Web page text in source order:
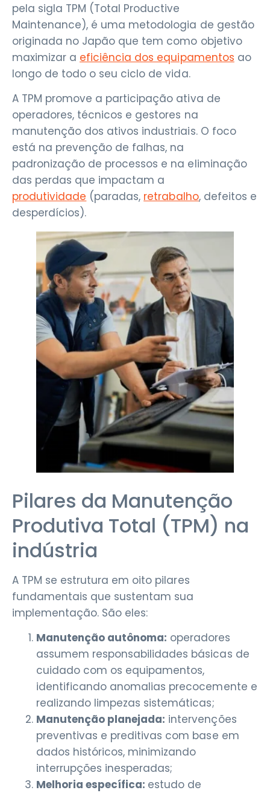
pela sigla TPM (Total Productive
Maintenance), é uma metodologia de gestão
originada no Japão que tem como objetivo
maximizar a eficiência dos equipamentos ao
longo de todo o seu ciclo de vida.
A TPM promove a participação ativa de
operadores, técnicos e gestores na
manutenção dos ativos industriais. O foco
está na prevenção de falhas, na
padronização de processos e na eliminação
das perdas que impactam a
produtividade (paradas, retrabalho, defeitos e
desperdícios).
Pilares da Manutenção
Produtiva Total (TPM) na
indústria
A TPM se estrutura em oito pilares
fundamentais que sustentam sua
implementação. São eles:
Manutenção autônoma: operadores
assumem responsabilidades básicas de
cuidado com os equipamentos,
identificando anomalias precocemente e
realizando limpezas sistemáticas;
Manutenção planejada: intervenções
preventivas e preditivas com base em
dados históricos, minimizando
interrupções inesperadas;
Melhoria específica: estudo de